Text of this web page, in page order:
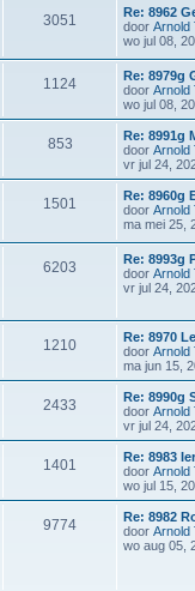
3051
Re: 8962
door Arnold
wo jul 08,
1124
Re: 8979g
door Arnold
wo jul 08,
853
Re: 8991g
door Arnold
vr jul 24,
1501
Re: 8960g
door Arnold
ma mei 25,
6203
Re: 8993g
door Arnold
vr jul 24,
1210
Re: 8970
door Arnold
ma jun 15,
2433
Re: 8990g
door Arnold
vr jul 24,
1401
Re: 8983
door Arnold
wo jul 15,
9774
Re: 8982
door Arnold
wo aug 05,